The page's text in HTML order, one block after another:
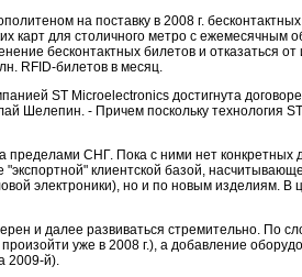
на поставку в 2008 г.
карт для столичного метро с
бесконтактных билетов и отказаться
RFID-билетов в месяц.
ST Microelectronics достигнута
Шелепин. - Причем поскольку технология
СНГ. Пока с ними нет
клиентской базой,
электроники), но и по новым изделиям.
и далее развиваться стремительно. По
уже в 2008 г.), а добавление
2009-й).